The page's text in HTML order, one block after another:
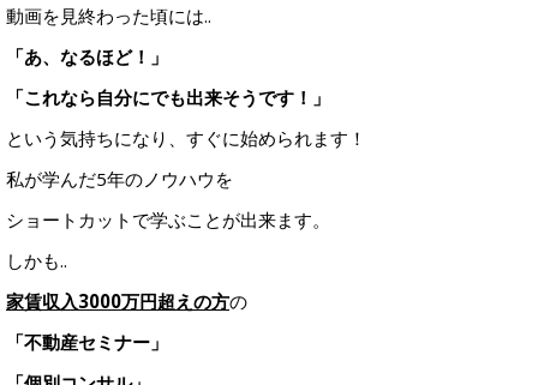
動画を見終わった頃には..
「あ、なるほど！」
「これなら自分にでも出来そうです！」
という気持ちになり、すぐに始められます！
私が学んだ5年のノウハウを
ショートカットで学ぶことが出来ます。
しかも..
家賃収入3000万円超えの方の
「不動産セミナー」